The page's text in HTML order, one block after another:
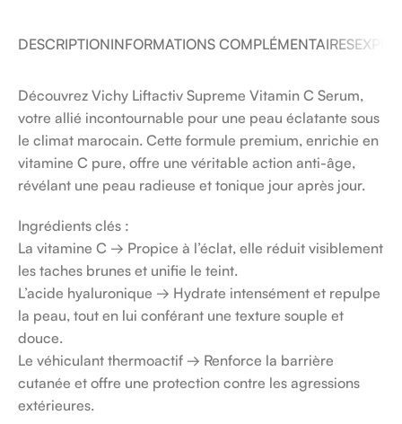
DESCRIPTIONINFORMATIONS COMPLÉMENTAIRES
Découvrez Vichy Liftactiv Supreme Vitamin C Serum,
votre allié incontournable pour une peau éclatante sous
le climat marocain. Cette formule premium, enrichie en
vitamine C pure, offre une véritable action anti-âge,
révélant une peau radieuse et tonique jour après jour.
Ingrédients clés :
La vitamine C → Propice à l’éclat, elle réduit visiblement
les taches brunes et unifie le teint.
L’acide hyaluronique → Hydrate intensément et repulpe
la peau, tout en lui conférant une texture souple et
douce.
Le véhiculant thermoactif → Renforce la barrière
cutanée et offre une protection contre les agressions
extérieures.